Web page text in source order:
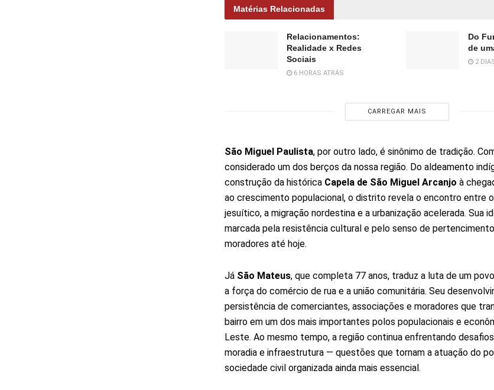
Matérias Relacionadas
Relacionamentos:
Realidade x Redes
Sociais
6 HORAS ATRÁS
Do
de
2
CARREGAR MAIS
São Miguel Paulista, por outro lado, é sinônimo de tradição.
considerado um dos berços da nossa região. Do aldeamento
construção da histórica Capela de São Miguel Arcanjo à
ao crescimento populacional, o distrito revela o encontro entre
jesuítico, a migração nordestina e a urbanização acelerada. Sua
marcada pela resistência cultural e pelo senso de
moradores até hoje.
Já São Mateus, que completa 77 anos, traduz a luta de um
a força do comércio de rua e a união comunitária. Seu
persistência de comerciantes, associações e moradores que
bairro em um dos mais importantes polos populacionais e
Leste. Ao mesmo tempo, a região continua enfrentando
moradia e infraestrutura — questões que tornam a atuação do
sociedade civil organizada ainda mais essencial.